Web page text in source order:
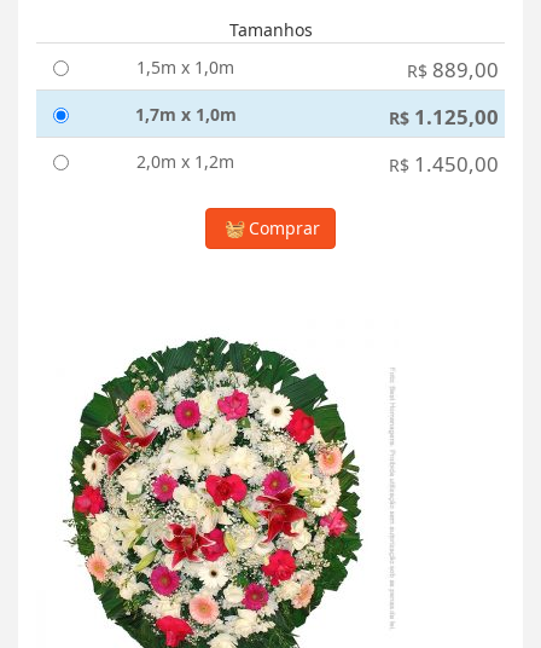
Tamanhos
1,5m x 1,0m
R$ 889,00
1,7m x 1,0m R$ 1.125,00
2,0m x 1,2m R$ 1.450,00
Comprar